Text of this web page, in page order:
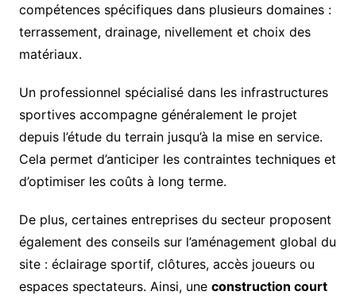
compétences spécifiques dans plusieurs domaines :
terrassement, drainage, nivellement et choix des
matériaux.
Un professionnel spécialisé dans les infrastructures
sportives accompagne généralement le projet
depuis l’étude du terrain jusqu’à la mise en service.
Cela permet d’anticiper les contraintes techniques et
d’optimiser les coûts à long terme.
De plus, certaines entreprises du secteur proposent
également des conseils sur l’aménagement global du
site : éclairage sportif, clôtures, accès joueurs ou
espaces spectateurs. Ainsi, une construction court